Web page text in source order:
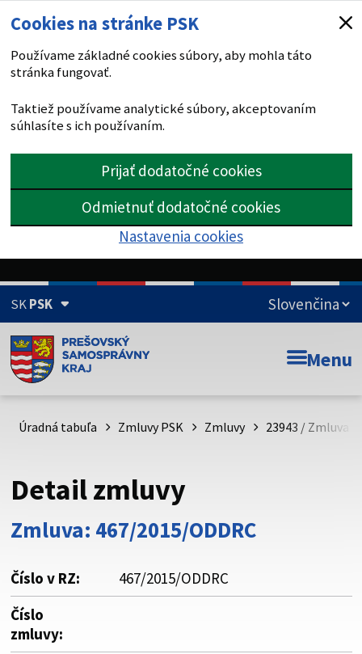
Cookies na stránke PSK
Používame základné cookies súbory, aby mohla táto
stránka fungovať.
Taktiež používame analytické súbory, akceptovaním
súhlasíte s ich používaním.
Prijať dodatočné cookies
Odmietnuť dodatočné cookies
Nastavenia cookies
SKPSK
Doména psk.sk je oficiálna
Toto je oficiálna webová stránka Prešovského
psk.sk.
Buďte pozorní a vždy sa uistite, že zdieľate informácie iba
cez zabezpečenú webovú stránku. Zabezpečená stránka
vždy začína https:// pred názvom domény webového sídla.
Menu
Úradná tabuľa Zmluvy PSK Zmluvy 23943 / Zmluva
Detail zmluvy
Zmluva: 467/2015/ODDRC
Číslo v RZ:
467/2015/ODDRC
Číslo
zmluvy: